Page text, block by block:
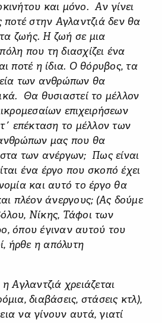
και μόνο. Αν γίνει
ποτέ στην Αγλαντζιά δεν θα
ζωής. Η ζωή σε μια
που τη διασχίζει ένα
ποτέ η ίδια. Ο θόρυβος, τα
των ανθρώπων θα
Θα θυσιαστεί το μέλλον
επιχειρήσεων
επέκταση το μέλλον των
μας που θα
των ανέργων; Πως είναι
ένα έργο που σκοπό έχει
και αυτό το έργο θα
πλέον άνεργους; (Ας δούμε
Νίκης, Τάφοι των
όπου έγιναν αυτού του
ήρθε η απόλυτη
Αγλαντζιά χρειάζεται
διαβάσεις, στάσεις κτλ),
να γίνουν αυτά, γιατί